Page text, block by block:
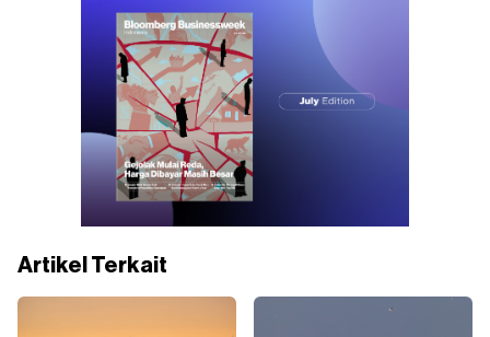
Artikel Terkait